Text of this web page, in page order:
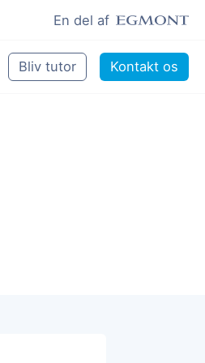
En del af
Bliv tutor Kontakt os